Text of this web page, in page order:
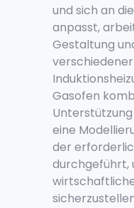
und sich an
anpasst,
Gestaltung
Gasofen
Unterstützung
eine
der
durchgeführt,